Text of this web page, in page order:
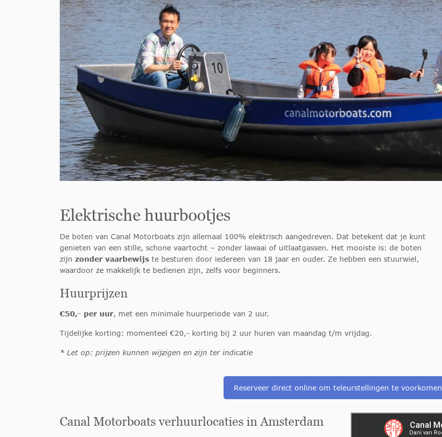
Elektrische huurbootjes
De boten van Canal Motorboats zijn allemaal 100% elektrisch aangedreven. Dat betekent dat je kunt
genieten van een stille, schone vaartocht – zonder lawaai of uitlaatgassen. Het mooiste is: de boten
zijn zonder vaarbewijs te besturen door iedereen van 18 jaar en ouder. Ze hebben een stuurwiel,
waardoor ze makkelijk te bedienen zijn, zelfs voor beginners.
Huurprijzen
€50,- per uur, met een minimale huurperiode van 2 uur.
Tijdelijke korting: momenteel €20,- korting bij 2 uur huren van maandag t/m vrijdag.
* Let op: prijzen kunnen wijzigen en zijn ter indicatie
Reserveer direct online om teleurstellingen te voorkomen
Canal Motorboats verhuurlocaties in Amsterdam